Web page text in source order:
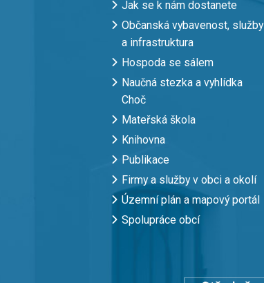
Jak se k nám dostanete
Občanská vybavenost, služby
a infrastruktura
Hospoda se sálem
Naučná stezka a vyhlídka
Choč
Mateřská škola
Knihovna
Publikace
Firmy a služby v obci a okolí
Územní plán a mapový portál
Spolupráce obcí